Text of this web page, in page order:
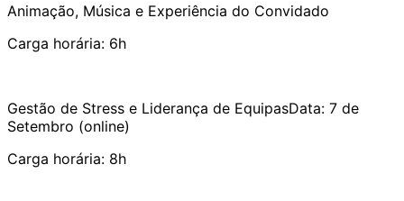
Animação, Música e Experiência do Convidado
Carga horária: 6h
Gestão de Stress e Liderança de EquipasData: 7 de
Setembro (online)
Carga horária: 8h